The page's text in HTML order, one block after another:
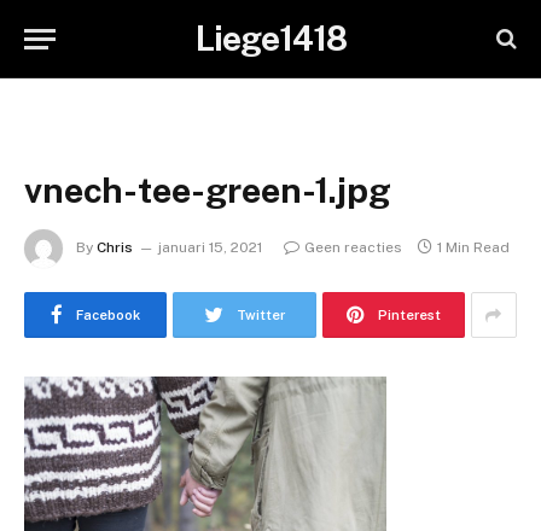
Liege1418
vnech-tee-green-1.jpg
By Chris januari 15, 2021 Geen reacties 1 Min Read
Facebook Twitter Pinterest